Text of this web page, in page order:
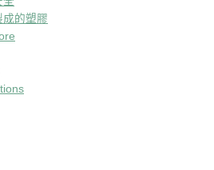
成的塑膠